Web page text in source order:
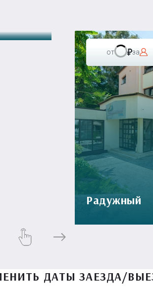
от за
Радужный
ДАТЫ ЗАЕЗДА/